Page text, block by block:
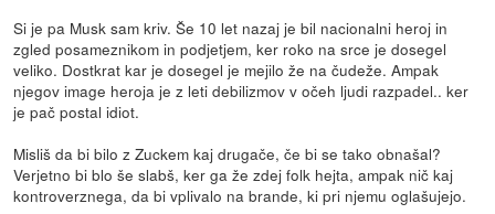
Si je pa Musk sam kriv. Še 10 let nazaj je bil nacionalni heroj in
zgled posameznikom in podjetjem, ker roko na srce je dosegel
veliko. Dostkrat kar je dosegel je mejilo že na čudeže. Ampak
njegov image heroja je z leti debilizmov v očeh ljudi razpadel.. ker
je pač postal idiot.
Misliš da bi bilo z Zuckem kaj drugače, če bi se tako obnašal?
Verjetno bi blo še slabš, ker ga že zdej folk hejta, ampak nič kaj
kontroverznega, da bi vplivalo na brande, ki pri njemu oglašujejo.